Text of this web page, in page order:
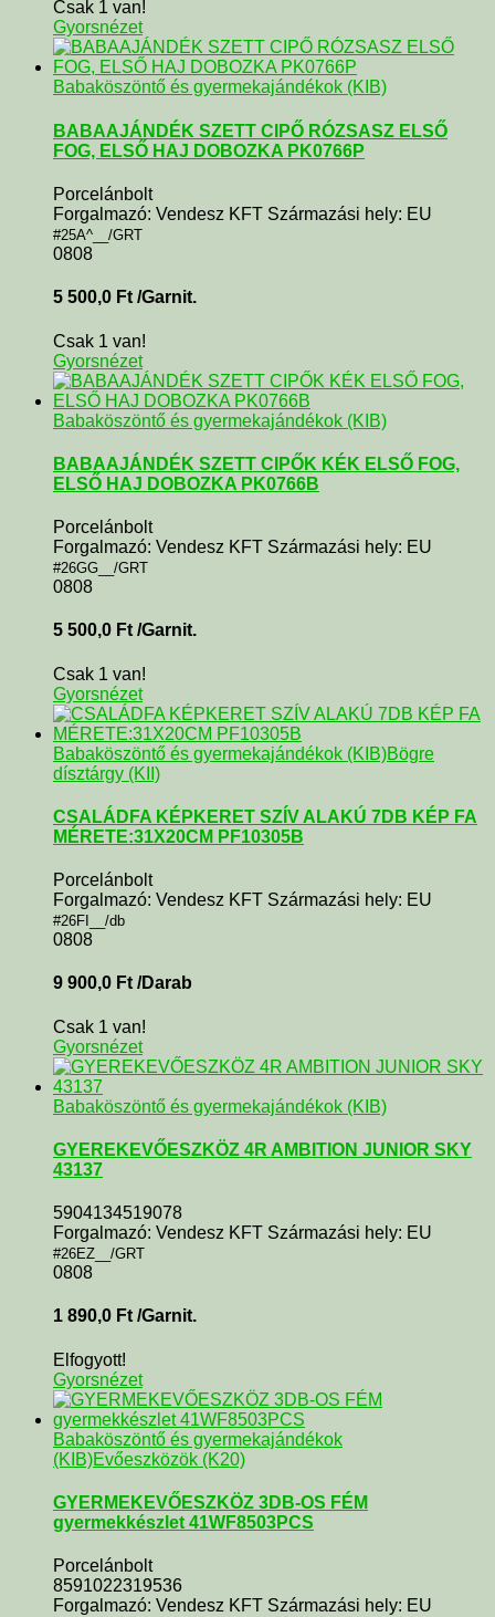
Csak 1 van!
Gyorsnézet
Babaköszöntő és gyermekajándékok (KIB)
BABAAJÁNDÉK SZETT CIPŐ RÓZSASZ ELSŐ
FOG, ELSŐ HAJ DOBOZKA PK0766P
Porcelánbolt
Forgalmazó: Vendesz KFT Származási hely: EU
#25A^__/GRT
0808
5 500,0 Ft /Garnit.
Csak 1 van!
Gyorsnézet
Babaköszöntő és gyermekajándékok (KIB)
BABAAJÁNDÉK SZETT CIPŐK KÉK ELSŐ FOG,
ELSŐ HAJ DOBOZKA PK0766B
Porcelánbolt
Forgalmazó: Vendesz KFT Származási hely: EU
#26GG__/GRT
0808
5 500,0 Ft /Garnit.
Csak 1 van!
Gyorsnézet
Babaköszöntő és gyermekajándékok (KIB)Bögre
dísztárgy (KII)
CSALÁDFA KÉPKERET SZÍV ALAKÚ 7DB KÉP FA
MÉRETE:31X20CM PF10305B
Porcelánbolt
Forgalmazó: Vendesz KFT Származási hely: EU
#26FI__/db
0808
9 900,0 Ft /Darab
Csak 1 van!
Gyorsnézet
Babaköszöntő és gyermekajándékok (KIB)
GYEREKEVŐESZKÖZ 4R AMBITION JUNIOR SKY
43137
5904134519078
Forgalmazó: Vendesz KFT Származási hely: EU
#26EZ__/GRT
0808
1 890,0 Ft /Garnit.
Elfogyott!
Gyorsnézet
Babaköszöntő és gyermekajándékok
(KIB)Evőeszközök (K20)
GYERMEKEVŐESZKÖZ 3DB-OS FÉM
gyermekkészlet 41WF8503PCS
Porcelánbolt
8591022319536
Forgalmazó: Vendesz KFT Származási hely: EU